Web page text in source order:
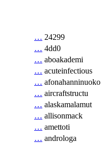
… 24299
… 4dd0
… aboakademi
… acuteinfectious
… afonahanninuoko
… aircraftstructu
… alaskamalamut
… allisonmack
… amettoti
… androloga